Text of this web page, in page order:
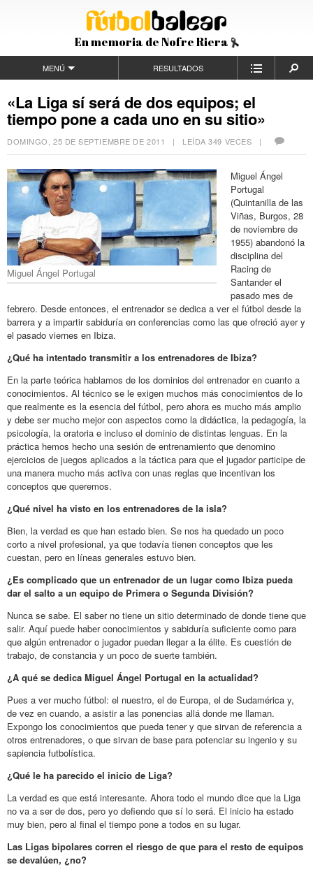
En memoria de Nofre Riera
MENÚ RESULTADOS
«La Liga sí será de dos equipos; el
tiempo pone a cada uno en su sitio»
DOMINGO, 25 DE SEPTIEMBRE DE 2011 | LEÍDA 349 VECES |
Miguel Ángel Portugal
Miguel Ángel
Portugal
(Quintanilla de las
Viñas, Burgos, 28
de noviembre de
1955) abandonó la
disciplina del
Racing de
Santander el
pasado mes de
febrero. Desde entonces, el entrenador se dedica a ver el fútbol desde la
barrera y a impartir sabiduría en conferencias como las que ofreció ayer y
el pasado viernes en Ibiza.
¿Qué ha intentado transmitir a los entrenadores de Ibiza?
En la parte teórica hablamos de los dominios del entrenador en cuanto a
conocimientos. Al técnico se le exigen muchos más conocimientos de lo
que realmente es la esencia del fútbol, pero ahora es mucho más amplio
y debe ser mucho mejor con aspectos como la didáctica, la pedagogía, la
psicología, la oratoria e incluso el dominio de distintas lenguas. En la
práctica hemos hecho una sesión de entrenamiento que denomino
ejercicios de juegos aplicados a la táctica para que el jugador participe de
una manera mucho más activa con unas reglas que incentivan los
conceptos que queremos.
¿Qué nivel ha visto en los entrenadores de la isla?
Bien, la verdad es que han estado bien. Se nos ha quedado un poco
corto a nivel profesional, ya que todavía tienen conceptos que les
cuestan, pero en líneas generales estuvo bien.
¿Es complicado que un entrenador de un lugar como Ibiza pueda
dar el salto a un equipo de Primera o Segunda División?
Nunca se sabe. El saber no tiene un sitio determinado de donde tiene que
salir. Aquí puede haber conocimientos y sabiduría suficiente como para
que algún entrenador o jugador puedan llegar a la élite. Es cuestión de
trabajo, de constancia y un poco de suerte también.
¿A qué se dedica Miguel Ángel Portugal en la actualidad?
Pues a ver mucho fútbol: el nuestro, el de Europa, el de Sudamérica y,
de vez en cuando, a asistir a las ponencias allá donde me llaman.
Expongo los conocimientos que pueda tener y que sirvan de referencia a
otros entrenadores, o que sirvan de base para potenciar su ingenio y su
sapiencia futbolística.
¿Qué le ha parecido el inicio de Liga?
La verdad es que está interesante. Ahora todo el mundo dice que la Liga
no va a ser de dos, pero yo defiendo que sí lo será. El inicio ha estado
muy bien, pero al final el tiempo pone a todos en su lugar.
Las Ligas bipolares corren el riesgo de que para el resto de equipos
se devalúen, ¿no?